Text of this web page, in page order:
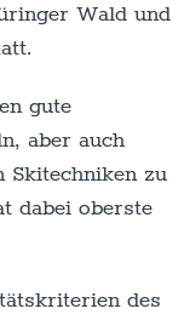
Wald und
gute
aber auch
Skitechniken zu
dabei oberste
des